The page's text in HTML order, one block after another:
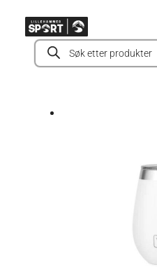
innholdProducts
search